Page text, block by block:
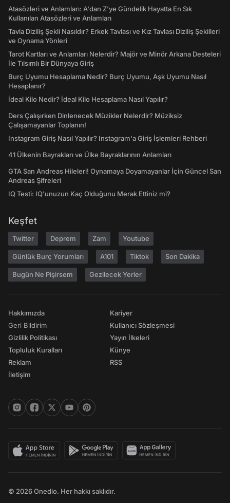
Atasözleri ve Anlamları: A'dan Z'ye Gündelik Hayatta En Sık
Kullanılan Atasözleri ve Anlamları
Tavla Diziliş Şekli Nasıldır? Erkek Tavlası ve Kız Tavlası Diziliş Şekilleri
ve Oynama Yönleri
Tarot Kartları ve Anlamları Nelerdir? Majör ve Minör Arkana Desteleri
İle Tılsımlı Bir Dünyaya Giriş
Burç Uyumu Hesaplama Nedir? Burç Uyumu, Aşk Uyumu Nasıl
Hesaplanır?
İdeal Kilo Nedir? İdeal Kilo Hesaplama Nasıl Yapılır?
Ders Çalışırken Dinlenecek Müzikler Nelerdir? Müziksiz
Çalışamayanlar Toplanın!
Instagram Giriş Nasıl Yapılır? Instagram'a Giriş İşlemleri Rehberi
41 Ülkenin Bayrakları ve Ülke Bayraklarının Anlamları
GTA San Andreas Hileleri! Oynamaya Doyamayanlar İçin Güncel San
Andreas Şifreleri
IQ Testi: IQ'unuzun Kaç Olduğunu Merak Ettiniz mi?
Keşfet
Twitter Deprem Zam Youtube
Günlük Burç Yorumları A101 Tiktok Son Dakika
Bugün Ne Pişirsem Gezilecek Yerler
Hakkımızda
Geri Bildirim
Gizlilik Politikası
Topluluk Kuralları
Reklam
İletişim
Kariyer
Kullanıcı Sözleşmesi
Yayın İlkeleri
Künye
RSS
© 2026 Onedio. Her hakkı saklıdır.